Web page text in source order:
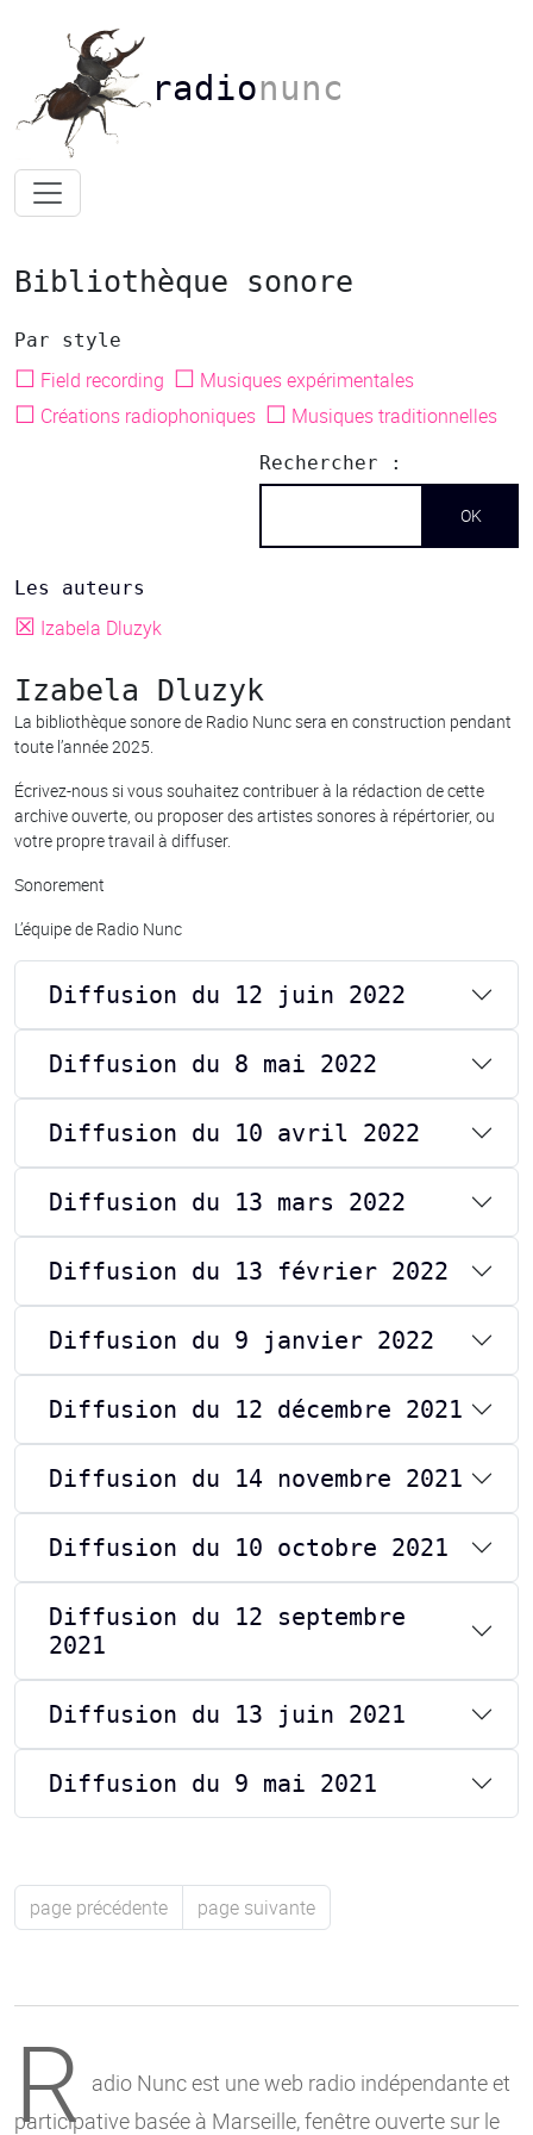
radionunc
Bibliothèque sonore
Par style
☐ Field recording ☐ Musiques expérimentales
☐ Créations radiophoniques ☐ Musiques traditionnelles
Rechercher :
Les auteurs
☒ Izabela Dluzyk
Izabela Dluzyk
La bibliothèque sonore de Radio Nunc sera en construction pendant
toute l’année 2025.
Écrivez-nous si vous souhaitez contribuer à la rédaction de cette
archive ouverte, ou proposer des artistes sonores à répértorier, ou
votre propre travail à diffuser.
Sonorement
L’équipe de Radio Nunc
Diffusion du 12 juin 2022
Diffusion du 8 mai 2022
Diffusion du 10 avril 2022
Diffusion du 13 mars 2022
Diffusion du 13 février 2022
Diffusion du 9 janvier 2022
Diffusion du 12 décembre 2021
Diffusion du 14 novembre 2021
Diffusion du 10 octobre 2021
Diffusion du 12 septembre
2021
Diffusion du 13 juin 2021
Diffusion du 9 mai 2021
page précédente page suivante
R adio Nunc est une web radio indépendante et
participative basée à Marseille, fenêtre ouverte sur le